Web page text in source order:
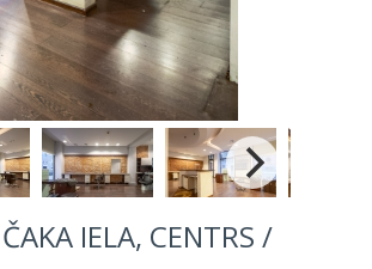
IELA, CENTRS /